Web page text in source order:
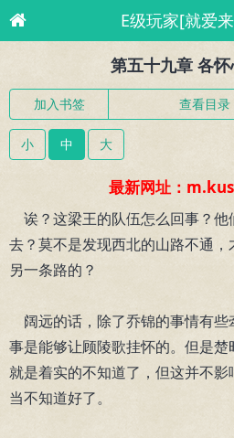
E级玩家[就爱
第五十九章 各
加入书签 查看目录
小 中 大
最新网址：
诶？这梁王的队伍怎么回事？他
去？莫不是发现西北的山路不通
另一条路的？
阔远的话，除了乔锦的事情有些
事是能够让顾陵歌挂怀的。但是
就是着实的不知道了，但这并不
当不知道好了。